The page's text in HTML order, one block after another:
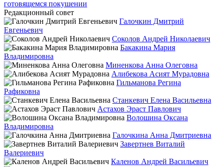
готовящемся покушении
Редакционный совет
Галочкин Дмитрий
Евгеньевич
Соколов Андрей Николаевич
Бакакина Мария
Владимировна
Миненкова Анна Олеговна
Алибекова Асият Мурадовна
Гильманова Регина
Рафиковна
Станкевич Елена Васильевна
Астахов Эраст Павлович
Волошина Оксана
Владимировна
Галочкина Анна Дмитриевна
Завертнев Виталий
Валериевич
Каленов Андрей Васильевич